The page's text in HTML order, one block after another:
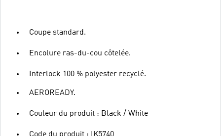
Coupe standard.
Encolure ras-du-cou côtelée.
Interlock 100 % polyester recyclé.
AEROREADY.
Couleur du produit : Black / White